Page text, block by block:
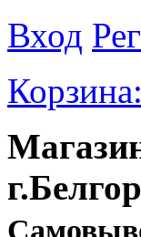
Вход
Корзина: